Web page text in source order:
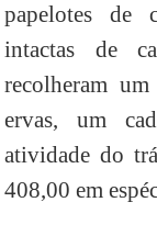
papelotes de
intactas de
recolheram
ervas, um
atividade do
408,00 em